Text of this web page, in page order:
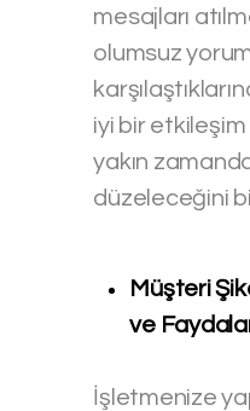
mesajları
olumsuz
iyi bir etkileşim
yakın
düzeleceğini
Müşteri
ve
İşletmenize